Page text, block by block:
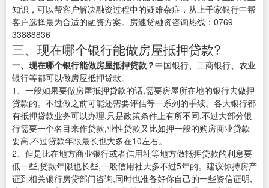
知识，可以帮客户解决融资过程中的疑难杂症，从上千家银行中帮
客户选择最为合适的融资方案。房速贷融资咨询热线：0769-
33888836
三、现在哪个银行能做房屋抵押贷款?
一、现在哪个银行能做房屋抵押贷款？中国银行、工商银行、农业
银行等都可以做房屋抵押贷款。
1、一般如果要做房屋抵押贷款的话,需要房屋所在地的银行去做押
贷款的。不过做之前可能还需要评估等一系列的手续。各大银行都
有抵押贷款业务可以办理,只是政策条件上有所不同,不过大部分银
行需要一个名目来作贷款,业性贷款又比如押一般的购房商业贷款
要高,不过贷款年限最长也大多在10左右。
2、但是比在地方商业银行或者信用社等地方做抵押贷款的利息要
低一些,贷款年限也长些,一般信用社大多不过5年的。建议你持房产
证到相关银行房贷部门咨询,同时也准备好你自己的一些资信证明,